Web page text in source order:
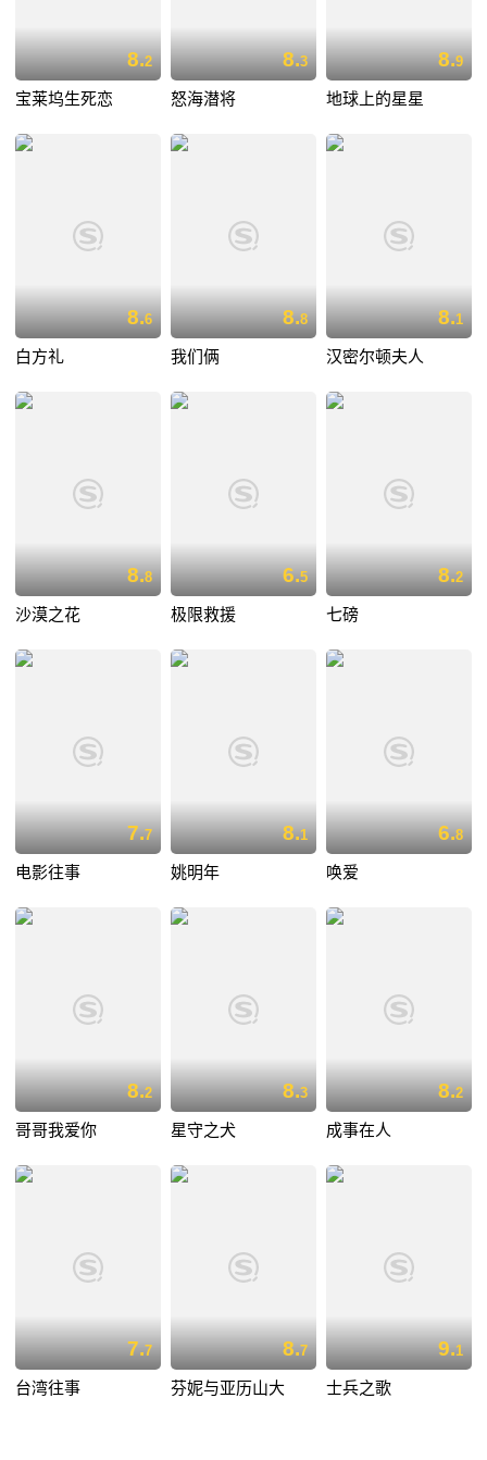
8.2
宝莱坞生死恋
8.3
怒海潜将
8.9
地球上的星星
8.6
白方礼
8.8
我们俩
8.1
汉密尔顿夫人
8.8
沙漠之花
6.5
极限救援
8.2
七磅
7.7
电影往事
8.1
姚明年
6.8
唤爱
8.2
哥哥我爱你
8.3
星守之犬
8.2
成事在人
7.7
台湾往事
8.7
芬妮与亚历山大
9.1
士兵之歌